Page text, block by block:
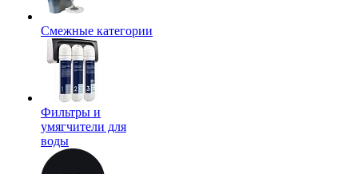
Смежные категории
Фильтры и
умягчители для
воды